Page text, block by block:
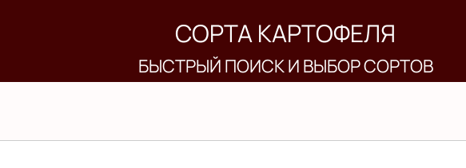
СОРТА КАРТОФЕЛЯ
БЫСТРЫЙ ПОИСК И ВЫБОР СОРТОВ